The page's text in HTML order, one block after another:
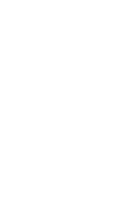
открытых
Благодаря своему
обеспечивает
и предотвращают
делают доску